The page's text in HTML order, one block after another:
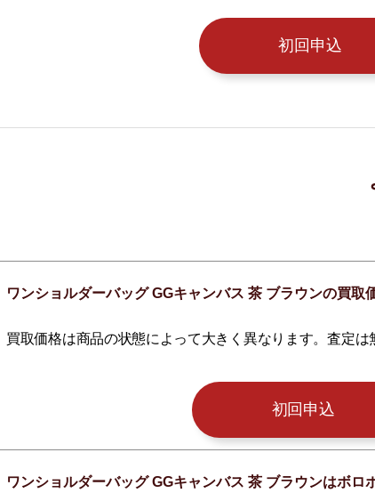
初回申込
ワンショルダーバッグ GGキャンバス 茶 ブラウンの買取
買取価格は商品の状態によって大きく異なります。査定
初回申込
ワンショルダーバッグ GGキャンバス 茶 ブラウンはボロ